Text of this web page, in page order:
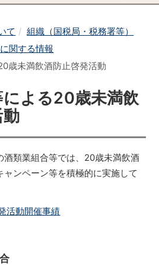
て
組織（国税局・税務署等）
関する情報
歳未満飲酒防止啓発活動
よる20歳未満飲
酒類業組合等では、20歳未満飲酒
ャンペーン等を積極的に実施して
活動開催事績